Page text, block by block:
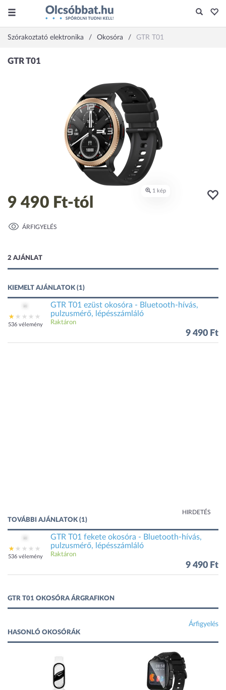
Szórakoztató elektronika Okosóra GTR T01
9 490 Ft-tól
ÁRFIGYELÉS
2 AJÁNLAT
KIEMELT AJÁNLATOK (1)
536 vélemény
GTR T01 ezüst okosóra - Bluetooth-hívás,
pulzusmérő, lépésszámláló
Raktáron
9 490 Ft
HIRDETÉS
TOVÁBBI AJÁNLATOK (1)
536 vélemény
GTR T01 fekete okosóra - Bluetooth-hívás,
pulzusmérő, lépésszámláló
Raktáron
9 490 Ft
GTR T01 OKOSÓRA ÁRGRAFIKON
Árfigyelés
HASONLÓ OKOSÓRÁK